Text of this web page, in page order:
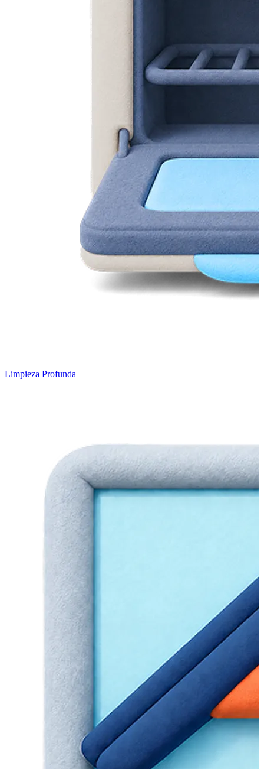
Limpieza Profunda